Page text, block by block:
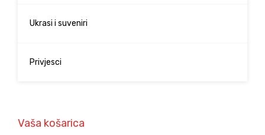
Ukrasi i suveniri
Privjesci
Vaša košarica